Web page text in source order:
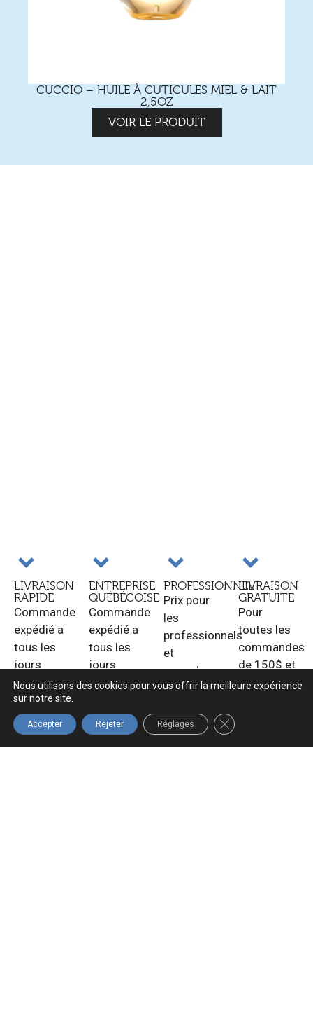
CUCCIO – HUILE À CUTICULES MIEL & LAIT
2,5OZ
VOIR LE PRODUIT
LIVRAISON
RAPIDE
Commande
expédié a
tous les
jours
ouvrable.
ENTREPRISE
QUÉBÉCOISE
Commande
expédié a
tous les
jours
ouvrable.
PROFESSIONNEL
Prix pour
les
professionnels
et
revendeurs.
LIVRAISON
GRATUITE
Pour
toutes les
commandes
de 150$ et
plus au
Nous utilisons des cookies pour vous offrir la meilleure expérience
sur notre site.
Accepter Rejeter Réglages FERMER LA